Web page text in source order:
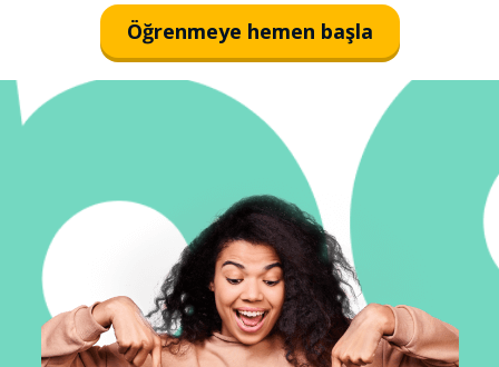
Öğrenmeye hemen başla